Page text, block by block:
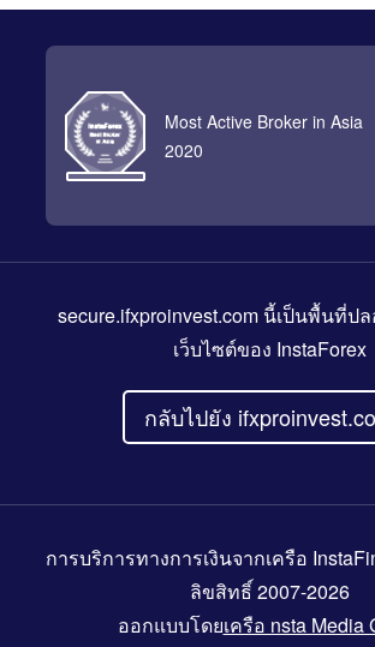
Most Active Broker in Asia
2020
secure.ifxproinvest.comนี้เป็นพื้นที่ป
เว็บไซต์ของ InstaForex
กลับไปยัง
การบริการทางการเงินจากเครือ
ลิขสิทธิ์ 2007-2026
ออกแบบโดยเครือ nsta Media